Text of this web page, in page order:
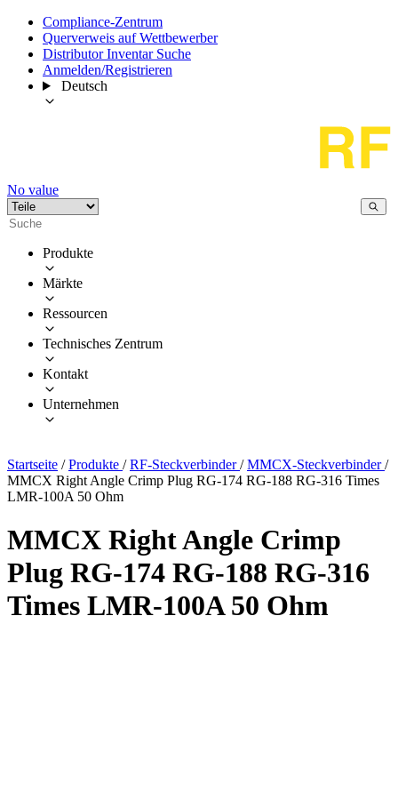
Compliance-Zentrum
Querverweis auf Wettbewerber
Distributor Inventar Suche
Anmelden/Registrieren
Deutsch
No value
Produkte
Märkte
Ressourcen
Technisches Zentrum
Kontakt
Unternehmen
Startseite / Produkte / RF-Steckverbinder/ MMCX-Steckverbinder/
MMCX Right Angle Crimp Plug RG-174 RG-188 RG-316 Times
LMR-100A 50 Ohm
MMCX Right Angle Crimp
Plug RG-174 RG-188 RG-316
Times LMR-100A 50 Ohm